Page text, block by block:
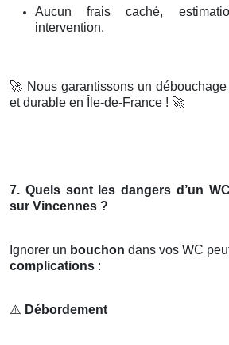
Aucun frais caché,
intervention.
🚀 Nous garantissons un
et durable en Île-de-France ! 🚀
7. Quels sont les dangers d’un
sur Vincennes ?
Ignorer un bouchon dans vos WC
complications :
⚠️ Débordement